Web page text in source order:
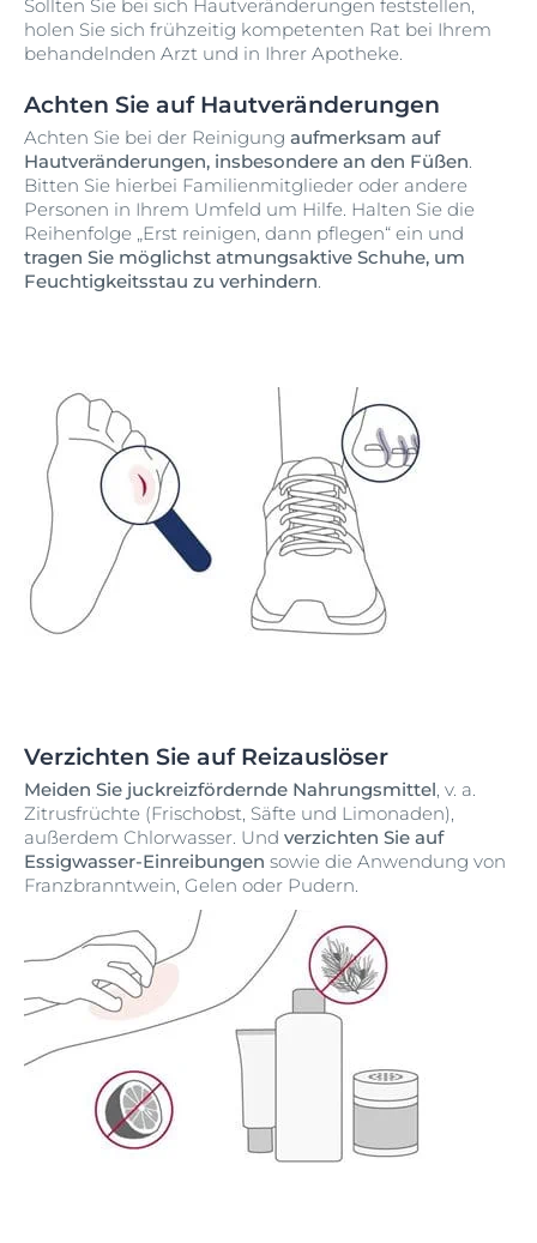
Sollten Sie bei sich Hautveränderungen feststellen,
holen Sie sich frühzeitig kompetenten Rat bei Ihrem
behandelnden Arzt und in Ihrer Apotheke.
Achten Sie auf Hautveränderungen
Achten Sie bei der Reinigung aufmerksam auf
Hautveränderungen, insbesondere an den Füßen.
Bitten Sie hierbei Familienmitglieder oder andere
Personen in Ihrem Umfeld um Hilfe. Halten Sie die
Reihenfolge „Erst reinigen, dann pflegen“ ein und
tragen Sie möglichst atmungsaktive Schuhe, um
Feuchtigkeitsstau zu verhindern.
Verzichten Sie auf Reizauslöser
Meiden Sie juckreizfördernde Nahrungsmittel, v. a.
Zitrusfrüchte (Frischobst, Säfte und Limonaden),
außerdem Chlorwasser. Und verzichten Sie auf
Essigwasser-Einreibungen sowie die Anwendung von
Franzbranntwein, Gelen oder Pudern.